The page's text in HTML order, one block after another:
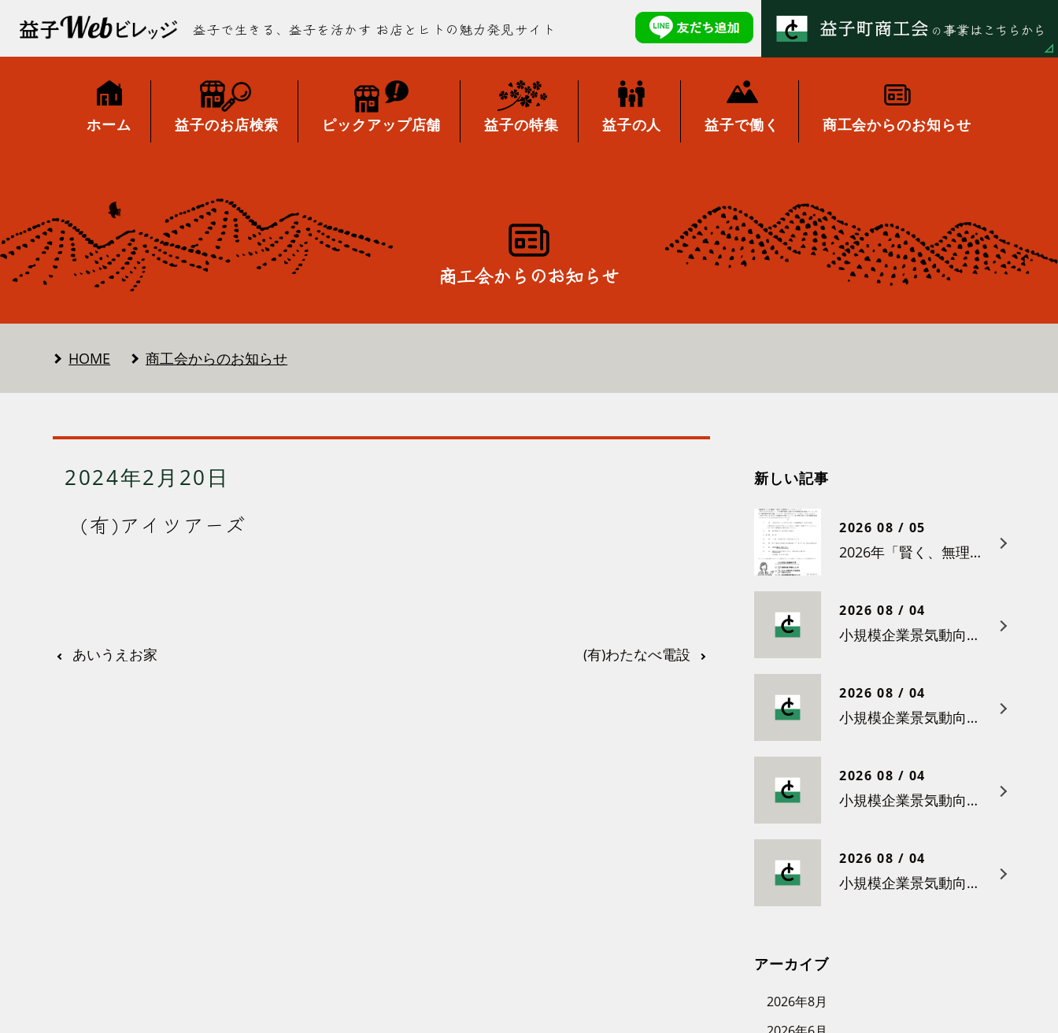
益子で生きる、益子を活かす お店とヒトの魅力発見サイト
ホーム 益子のお店検索 ピックアップ店舗 益子の特集 益子の人 益子で働く 商工会からのお知らせ
商工会からのお知らせ
HOME 商工会からのお知らせ
2024年2月20日
(有)アイツアーズ
あいうえお家 (有)わたなべ電設
新しい記事
2026 08 / 05
2026年「賢く、無理なく賃上げを！小さな職場のための労務管理セミナー」の開催について
2026 08 / 04
小規模企業景気動向調査（令和８年６月）結果について
2026 08 / 04
小規模企業景気動向調査（令和８年５月）結果について
2026 08 / 04
小規模企業景気動向調査（令和８年４月）結果について
2026 08 / 04
小規模企業景気動向調査（令和８年３月）結果について
アーカイブ
2026年8月